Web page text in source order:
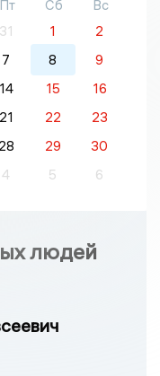
Пт Сб
Вс
31 1
2
7 8
9
14 15
16
21 22
23
28 29
30
4 5 6
людей